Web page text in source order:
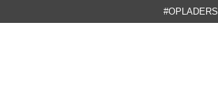
#OPLADERS